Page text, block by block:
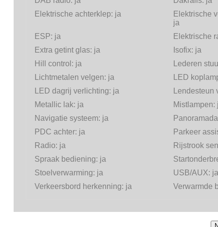
Elektrische achterklep: ja
Elektrische
ja
ESP: ja
Elektrische
Extra getint glas: ja Isofix: ja
Hill control: ja
Lederen
Lichtmetalen velgen: ja
LED
LED dagrij verlichting: ja
Metallic lak: ja Mistlampen:
Navigatie systeem: ja
PDC achter: ja
Parkeer
Radio: ja
Rijstrook
Spraak bediening: ja
Stoelverwarming: ja USB/AUX: ja
Verkeersbord herkenning: ja Verwarmde